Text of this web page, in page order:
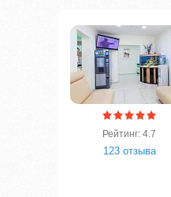
Рейтинг: 4.7
123 отзыва